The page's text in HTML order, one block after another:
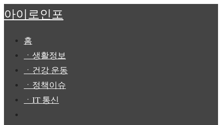
Skip
content
아이로인포
홈
ㆍ생활정보
ㆍ건강 운동
ㆍ정책이슈
ㆍIT 통신